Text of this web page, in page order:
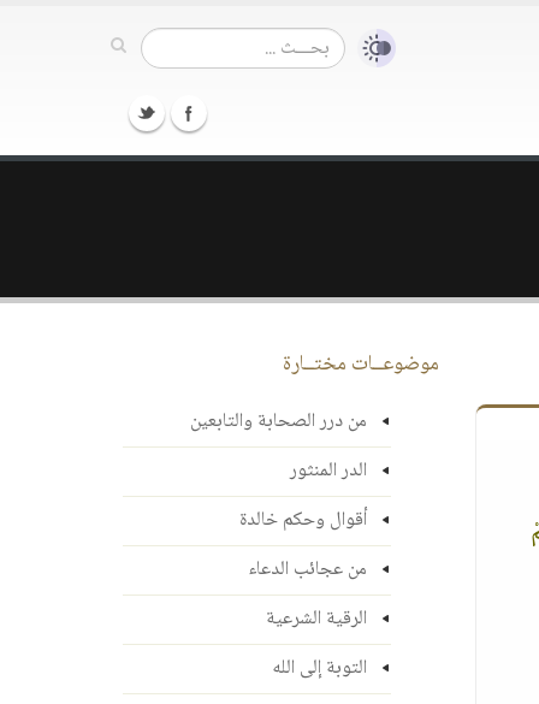
موضوعــات مختــارة
من درر الصحابة والتابعين
الدر المنثور
أقوال وحكم خالدة
من عجائب الدعاء
الرقية الشرعية
التوبة إلى الله